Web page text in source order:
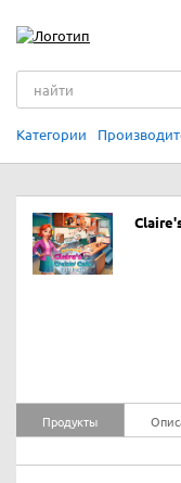
Категории
Продукты